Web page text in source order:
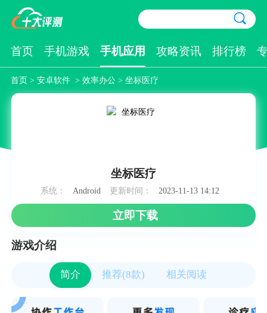
首页 手机游戏 手机应用 攻略资讯 排行榜
首页> 安卓软件 > 效率办公> 坐标医疗
坐标医疗
系统： Android 更新时间： 2023-11-13 14:12
立即下载
游戏介绍
简介 推荐(8款) 相关阅读